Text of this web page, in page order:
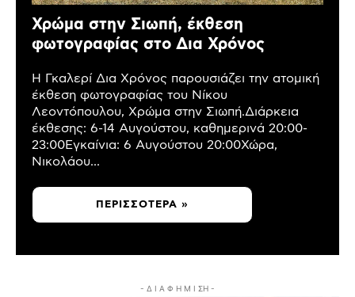
Χρώμα στην Σιωπή, έκθεση
φωτογραφίας στο Δια Χρόνος
Η Γκαλερί Δια Χρόνος παρουσιάζει την ατομική
έκθεση φωτογραφίας του Νίκου
Λεοντόπουλου, Χρώμα στην Σιωπή.Διάρκεια
έκθεσης: 6-14 Αυγούστου, καθημερινά 20:00-
23:00Εγκαίνια: 6 Αυγούστου 20:00Χώρα,
Νικολάου...
ΠΕΡΙΣΣΌΤΕΡΑ »
- Δ Ι Α Φ Η Μ Ι ΣΗ -